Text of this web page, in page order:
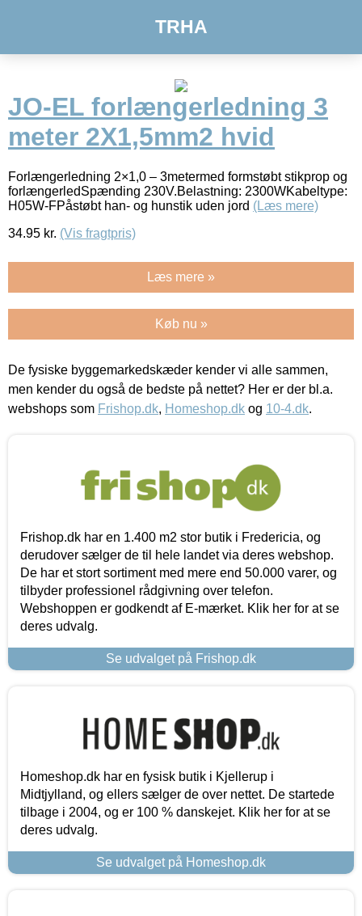
TRHA
JO-EL forlængerledning 3
meter 2X1,5mm2 hvid
Forlængerledning 2×1,0 – 3metermed formstøbt stikprop og
forlængerledSpænding 230V.Belastning: 2300WKabeltype:
H05W-FPåstøbt han- og hunstik uden jord (Læs mere)
34.95 kr. (Vis fragtpris)
Læs mere »
Køb nu »
De fysiske byggemarkedskæder kender vi alle sammen,
men kender du også de bedste på nettet? Her er der bl.a.
webshops som Frishop.dk, Homeshop.dk og 10-4.dk.
Frishop.dk har en 1.400 m2 stor butik i Fredericia, og
derudover sælger de til hele landet via deres webshop.
De har et stort sortiment med mere end 50.000 varer, og
tilbyder professionel rådgivning over telefon.
Webshoppen er godkendt af E-mærket. Klik her for at se
deres udvalg.
Se udvalget på Frishop.dk
Homeshop.dk har en fysisk butik i Kjellerup i
Midtjylland, og ellers sælger de over nettet. De startede
tilbage i 2004, og er 100 % danskejet. Klik her for at se
deres udvalg.
Se udvalget på Homeshop.dk